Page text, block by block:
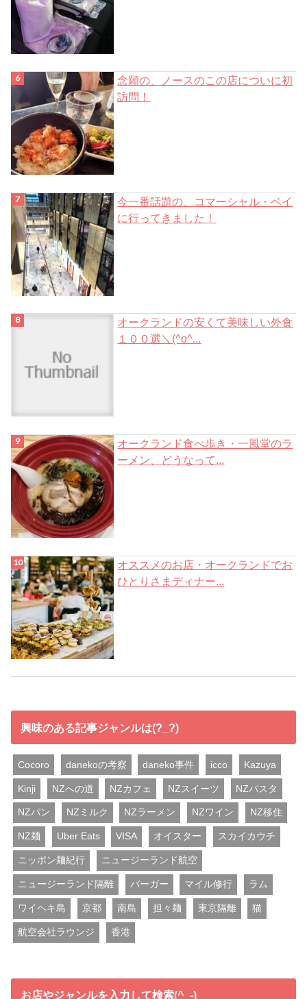
念願の、ノースのこの店についに初
訪問！
今一番話題の、コマーシャル・ベイ
に行ってきました！
オークランドの安くて美味しい外食
１００選＼(^o^...
オークランド食べ歩き・一風堂のラ
ーメン、どうなって...
オススメのお店・オークランドでお
ひとりさまディナー...
興味のある記事ジャンルは(?_?)
Cocoro danekoの考察 daneko事件 icco Kazuya
Kinji NZへの道 NZカフェ NZスイーツ NZパスタ
NZパン NZミルク NZラーメン NZワイン NZ移住
NZ麺 Uber Eats VISA オイスター スカイカウチ
ニッポン麺紀行 ニュージーランド航空
ニュージーランド隔離 バーガー マイル修行 ラム
ワイヘキ島 京都 南島 担々麺 東京隔離 猫
航空会社ラウンジ 香港
お店やジャンルを入力して検索(^_-)